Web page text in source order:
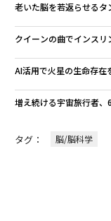
老いた脳を若返らせる
クイーンの曲でインス
AI活用で火星の生命存在
増え続ける宇宙旅行者
タグ： 脳/脳科学